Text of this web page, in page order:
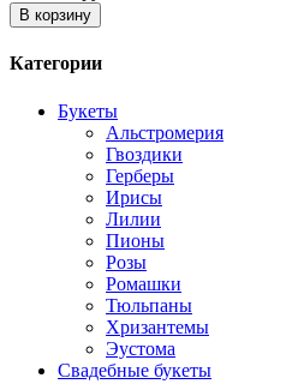
В корзину
Категории
Букеты
Альстромерия
Гвоздики
Герберы
Ирисы
Лилии
Пионы
Розы
Ромашки
Тюльпаны
Хризантемы
Эустома
Свадебные букеты